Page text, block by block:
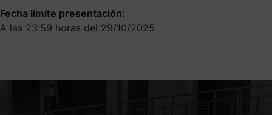
Fecha límite presentación:
A las 23:59 horas del 29/10/2025